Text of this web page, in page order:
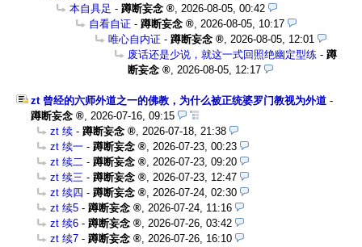
本自具足 - 蹲断妄念
2026-08-05, 00:42
自看自证 - 蹲断妄念
2026-08-05, 10:17
唯心自内证 - 蹲断妄念
2026-08-05, 12:01
废话还是少说，就这一式回照绝幽定型练 - 蹲
断妄念
2026-08-05, 12:17
zt 曾经的六师外道之一的佛教，为什么被正统婆罗门教视为外道 -
蹲断妄念
, 2026-07-16, 09:15
zt 续 - 蹲断妄念 , 2026-07-18, 21:38
zt 续一 - 蹲断妄念 , 2026-07-23, 00:23
zt 续二 - 蹲断妄念 , 2026-07-23, 09:20
zt 续三 - 蹲断妄念 , 2026-07-23, 12:47
zt 续四 - 蹲断妄念 , 2026-07-24, 02:30
zt 续5 - 蹲断妄念 , 2026-07-24, 11:16
zt 续6 - 蹲断妄念 , 2026-07-26, 03:42
zt 续7 - 蹲断妄念 , 2026-07-26, 16:10